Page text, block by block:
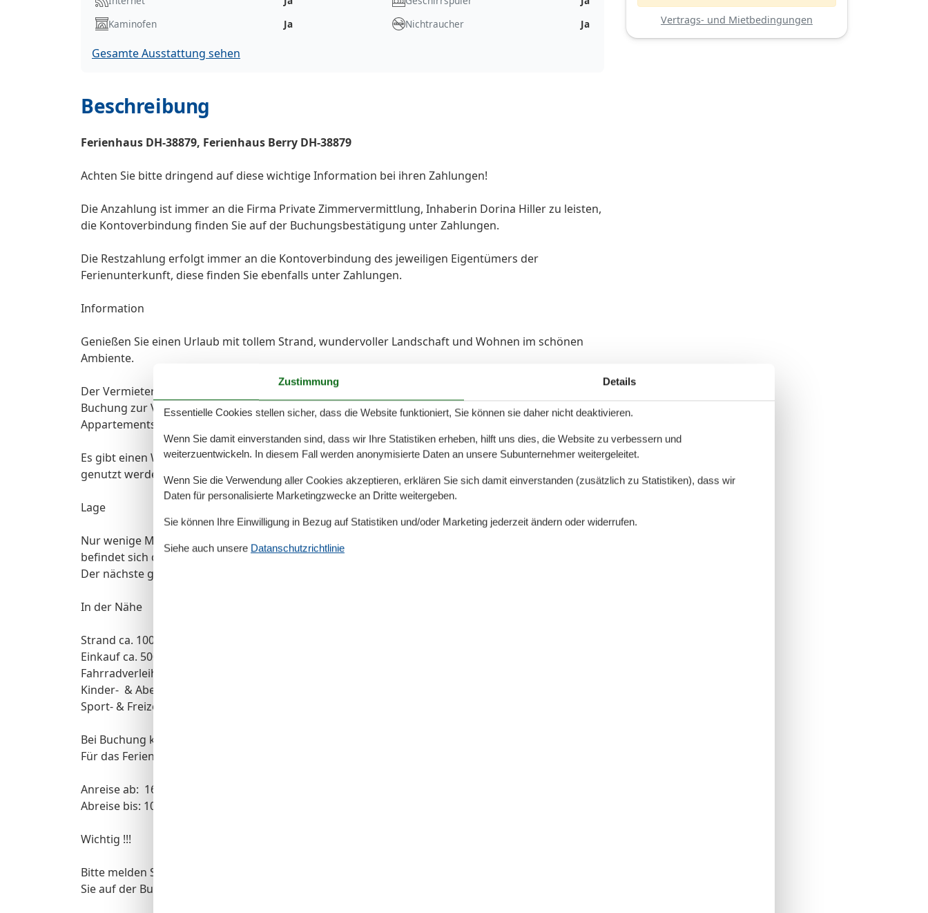
Kaminofen
Ja
Nichtraucher
Ja
Gesamte Ausstattung sehen
Beschreibung
Ferienhaus DH-38879, Ferienhaus Berry DH-38879
Achten Sie bitte dringend auf diese wichtige Information bei ihren Zahlungen!
Die Anzahlung ist immer an die Firma Private Zimmervermittlung, Inhaberin Dorina Hiller zu leisten,
die Kontoverbindung finden Sie auf der Buchungsbestätigung unter Zahlungen.
Die Restzahlung erfolgt immer an die Kontoverbindung des jeweiligen Eigentümers der
Ferienunterkunft, diese finden Sie ebenfalls unter Zahlungen.
Information
Genießen Sie einen Urlaub mit tollem Strand, wundervoller Landschaft und Wohnen im schönen
Ambiente.
Der Vermieter stellt den Urlaubern, 1 Ferienhaus Berry und 2 Appartements Jaco und Kyra zur
Buchung zur Verfügung. Bettwäsche & Handtücher sind bei Buchung zubuchbar. In den
Appartements ist ein Hund erlaubt, jedoch nicht im Ferienhaus.
Es gibt einen Waschraum mit Waschmaschine, welcher nach Absprache mit dem Eigentümer
genutzt werden kann. Die Kosten hierfür teilt der Vermieter vor Ort den Gästen mit.
Lage
Nur wenige Meter von der Promenade und dem langen schönen Sandstrand von Lubmin entfernt
befindet sich das Ferienhaus. Es liegt zwischen Dünenstrasse und verkehrsfreier Strandpromenade.
Der nächste größere Ort ist Greifswald.
In der Nähe
Strand ca. 100 Meter
Einkauf ca. 500 Meter
Fahrradverleih ca. 300 Meter
Kinder- & Abenteuerspielplatz ca. 150 Meter
Sport- & Freizeitzentrum ca. 650 Meter (Bowling, Fitness, Squash, Funball)
Bei Buchung können Sie Bettwäsche/ Handtücher dazu buchen.
Für das Ferienhaus steht 1 PKW-Stellplatz zur Verfügung.
Anreise ab: 16:00 Uhr
Abreise bis: 10:00 Uhr
Wichtig !!!
Bitte melden Sie sich gleich nach Buchung per SMS bei der Vermieterin. Die Telefonnummer finden
Sie auf der Buchungsbestätigung unter Schlüsseladresse.
Vertrags- und Mietbedingungen
Zustimmung Details
Essentielle Cookies stellen sicher, dass die Website funktioniert, Sie können sie daher nicht deaktivieren.
Wenn Sie damit einverstanden sind, dass wir Ihre Statistiken erheben, hilft uns dies, die Website zu verbessern und
weiterzuentwickeln. In diesem Fall werden anonymisierte Daten an unsere Subunternehmer weitergeleitet.
Wenn Sie die Verwendung aller Cookies akzeptieren, erklären Sie sich damit einverstanden (zusätzlich zu Statistiken), dass wir
Daten für personalisierte Marketingzwecke an Dritte weitergeben.
Sie können Ihre Einwilligung in Bezug auf Statistiken und/oder Marketing jederzeit ändern oder widerrufen.
Siehe auch unsere Datanschutzrichtlinie